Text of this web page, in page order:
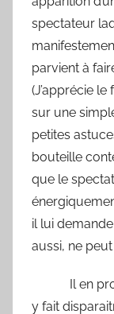
spectateur
parvient à
(J’apprécie
sur une
petites
bouteille
que le
il lui
aussi, ne
Il en
y fait